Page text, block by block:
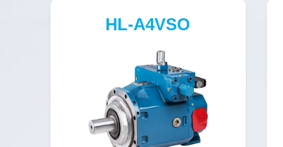
HL-A4VSO